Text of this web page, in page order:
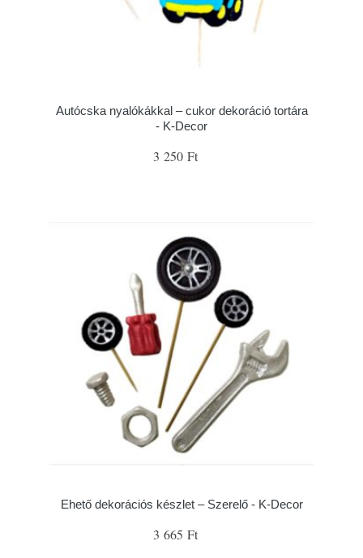
Autócska nyalókákkal – cukor dekoráció tortára
- K-Decor
3 250 Ft
Ehető dekorációs készlet – Szerelő - K-Decor
3 665 Ft